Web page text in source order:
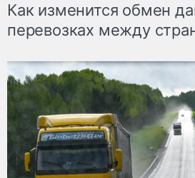
Как изменится обмен
перевозках между